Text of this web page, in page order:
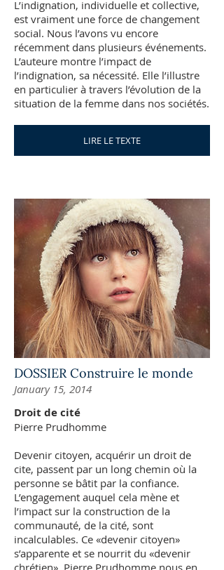
L’indignation, individuelle et collective,
est vraiment une force de changement
social. Nous l’avons vu encore
récemment dans plusieurs événements.
L’auteure montre l’impact de
l’indignation, sa nécessité. Elle l’illustre
en particulier à travers l’évolution de la
situation de la femme dans nos sociétés.
LIRE LE TEXTE
DOSSIER Construire le monde
January 15, 2014
Droit de cité
Pierre Prudhomme
Devenir citoyen, acquérir un droit de
cite, passent par un long chemin où la
personne se bâtit par la confiance.
L’engagement auquel cela mène et
l’impact sur la construction de la
communauté, de la cité, sont
incalculables. Ce «devenir citoyen»
s’apparente et se nourrit du «devenir
chrétien». Pierre Prudhomme nous en